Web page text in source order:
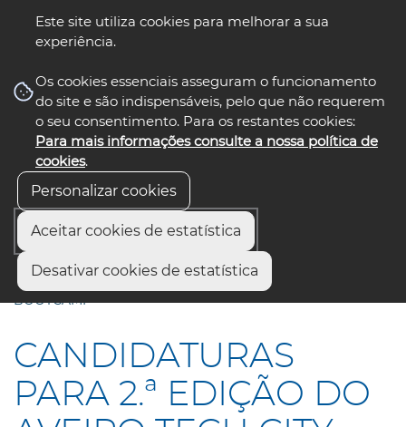
Este site utiliza cookies para melhorar a sua
experiência.
Os cookies essenciais asseguram o funcionamento
do site e são indispensáveis, pelo que não requerem
o seu consentimento. Para os restantes cookies:
Para mais informações consulte a nossa política de
cookies.
Personalizar cookies
Aceitar cookies de estatística
Desativar cookies de estatística
nos
Início
CANDIDATURAS PARA 2.ª EDIÇÃO DO AVEIRO TECH CITY
BOOTCAMP
CANDIDATURAS
PARA 2.ª EDIÇÃO DO